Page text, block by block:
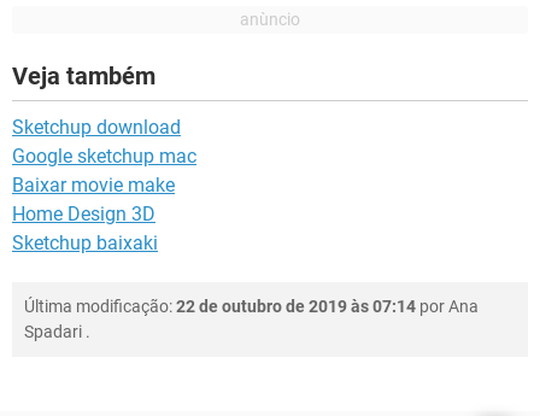
Veja também
Sketchup download
Google sketchup mac
Baixar movie make
Home Design 3D
Sketchup baixaki
Última modificação:22 de outubro de 2019 às 07:14 porAna
Spadari .